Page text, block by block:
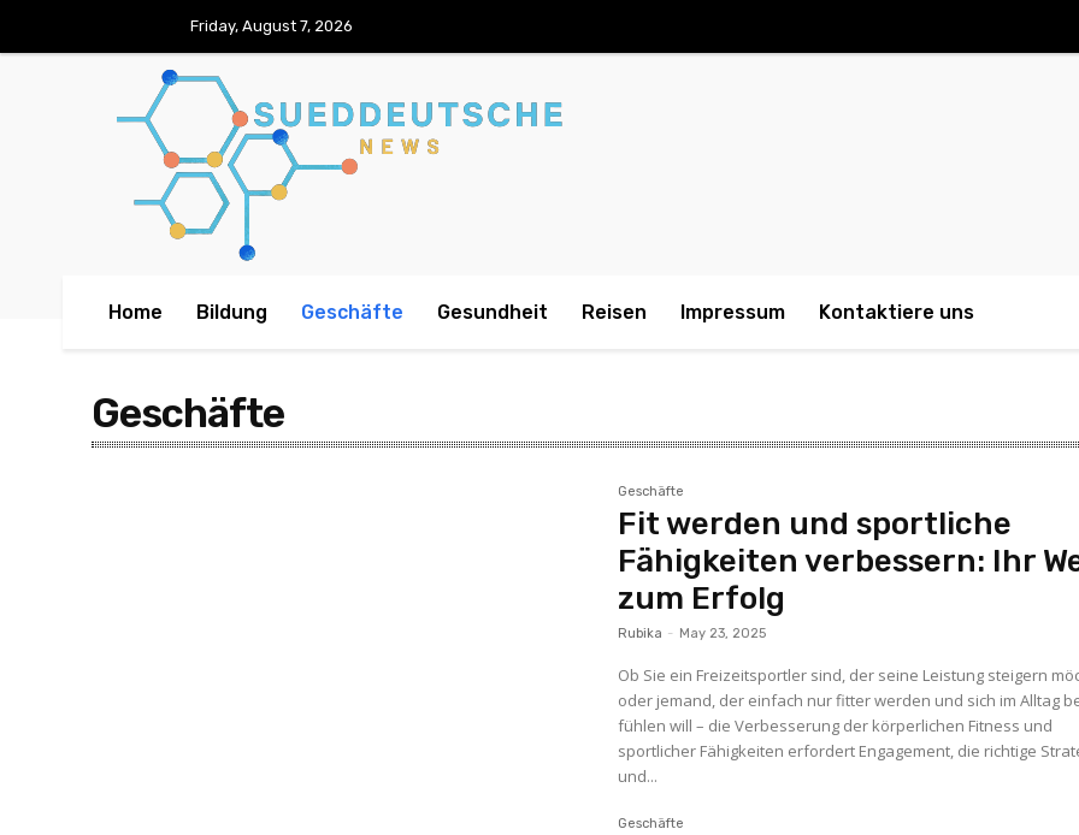
Friday, August 7, 2026
Home Bildung Geschäfte Gesundheit Reisen Impressum Kontaktiere uns
Geschäfte
Geschäfte
Fit werden und sportliche
Fähigkeiten verbessern: Ihr
zum Erfolg
Rubika - May 23, 2025
Ob Sie ein Freizeitsportler sind, der seine Leistung steigern
oder jemand, der einfach nur fitter werden und sich im Alltag
fühlen will – die Verbesserung der körperlichen Fitness und
sportlicher Fähigkeiten erfordert Engagement, die richtige
und...
Geschäfte